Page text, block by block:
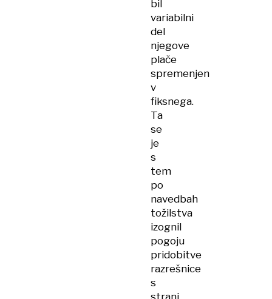
bil
variabilni
del
njegove
plače
spremenjen
v
fiksnega.
Ta
se
je
s
tem
po
navedbah
tožilstva
izognil
pogoju
pridobitve
razrešnice
s